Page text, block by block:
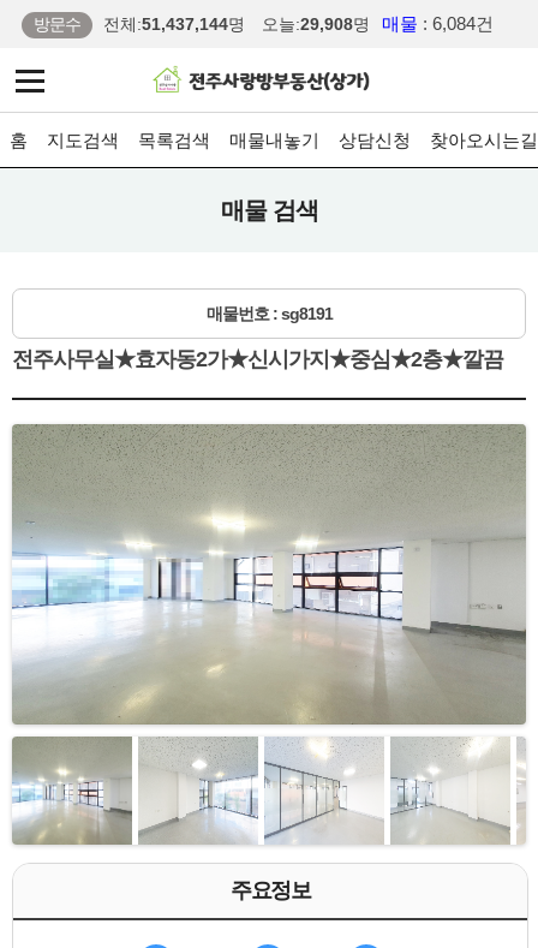
방문수 전체:51,437,144명 오늘:29,908명 매물 : 6,084건
홈 지도검색 목록검색 매물내놓기 상담신청 찾아오시는길
매물 검색
매물번호 : sg8191
전주사무실★효자동2가★신시가지★중심★2층★깔끔
주요정보